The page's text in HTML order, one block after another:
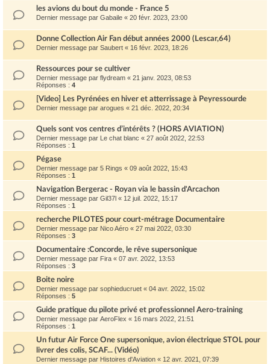
les avions du bout du monde - France 5
Dernier message par Gabaile « 20 févr. 2023, 23:00
Donne Collection Air Fan début années 2000 (Lescar,64)
Dernier message par Saubert « 16 févr. 2023, 18:26
Ressources pour se cultiver
Dernier message par flydream « 21 janv. 2023, 08:53
Réponses : 4
[Video] Les Pyrénées en hiver et atterrissage à Peyressourde
Dernier message par arogues « 21 déc. 2022, 20:34
Quels sont vos centres d’intérêts ? (HORS AVIATION)
Dernier message par Le chat blanc « 27 août 2022, 22:53
Réponses : 1
Pégase
Dernier message par 5 Rings « 09 août 2022, 15:43
Réponses : 1
Navigation Bergerac - Royan via le bassin d'Arcachon
Dernier message par Gil37l « 12 juil. 2022, 15:17
Réponses : 1
recherche PILOTES pour court-métrage Documentaire
Dernier message par Nico Aéro « 27 mai 2022, 03:30
Réponses : 3
Documentaire :Concorde, le rêve supersonique
Dernier message par Fira « 07 avr. 2022, 13:53
Réponses : 3
Boite noire
Dernier message par sophieducruet « 04 avr. 2022, 15:02
Réponses : 5
Guide pratique du pilote privé et professionnel Aero-training
Dernier message par AeroFlex « 16 mars 2022, 21:51
Réponses : 1
Un futur Air Force One supersonique, avion électrique STOL pour
livrer des colis, SCAF... (Vidéo)
Dernier message par Histoires d'Aviation « 12 avr. 2021, 07:39